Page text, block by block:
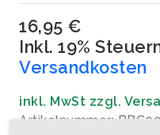
16,95 €
Inkl. 19%
Versandkosten
inkl. MwSt zzgl.
Artikelnummer: